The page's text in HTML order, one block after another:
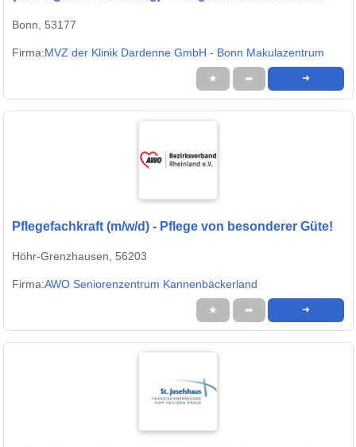
Bonn, 53177
Firma:MVZ der Klinik Dardenne GmbH - Bonn Makulazentrum
★ ➦ ➜
Pflegefachkraft (m/w/d) - Pflege von besonderer Güte!
Höhr-Grenzhausen, 56203
Firma:AWO Seniorenzentrum Kannenbäckerland
★ ➦ ➜